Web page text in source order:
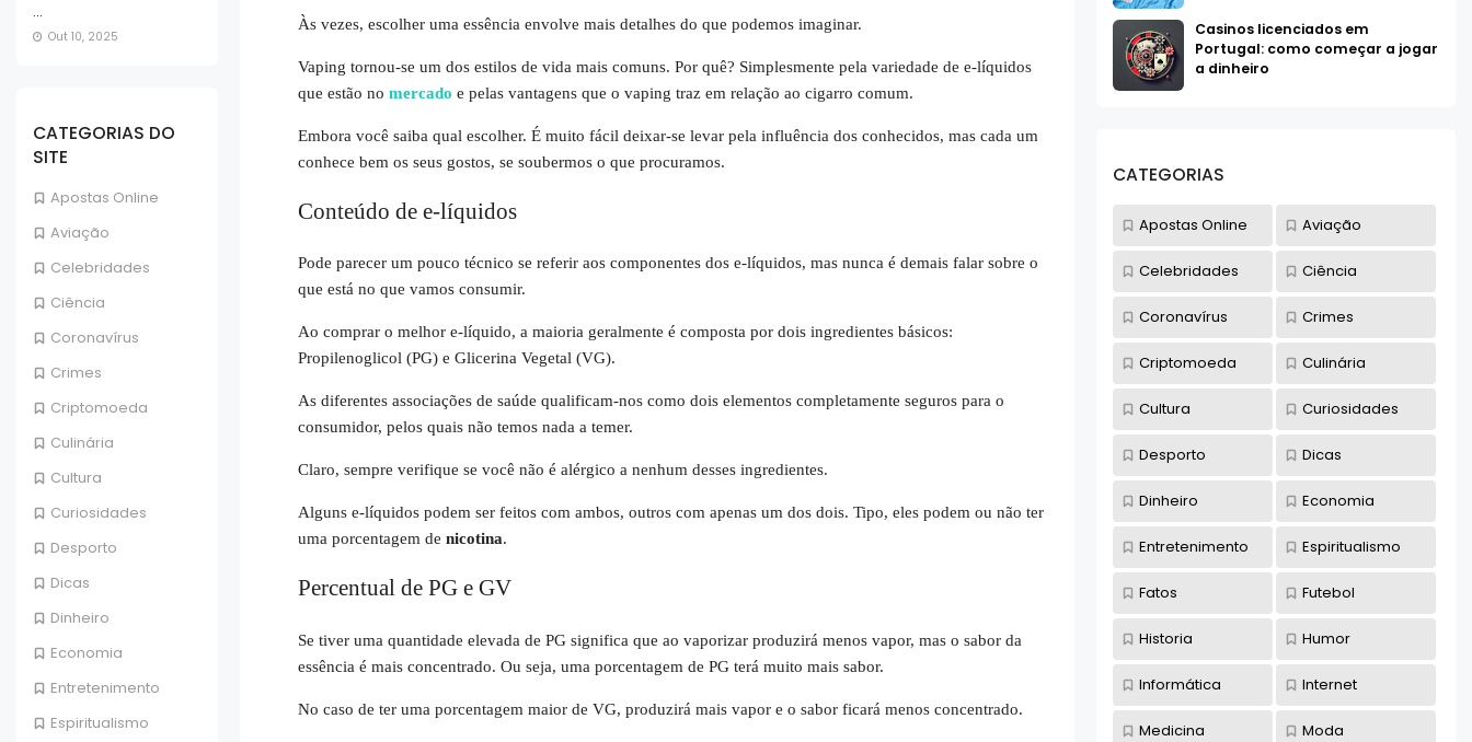
...
Out 10, 2025
CATEGORIAS DO
SITE
Apostas Online
Aviação
Celebridades
Ciência
Coronavírus
Crimes
Criptomoeda
Culinária
Cultura
Curiosidades
Desporto
Dicas
Dinheiro
Economia
Entretenimento
Espiritualismo
Às vezes, escolher uma essência envolve mais detalhes do que podemos imaginar.
Vaping tornou-se um dos estilos de vida mais comuns. Por quê? Simplesmente pela variedade de e-líquidos
que estão no mercado e pelas vantagens que o vaping traz em relação ao cigarro comum.
Embora você saiba qual escolher. É muito fácil deixar-se levar pela influência dos conhecidos, mas cada um
conhece bem os seus gostos, se soubermos o que procuramos.
Conteúdo de e-líquidos
Pode parecer um pouco técnico se referir aos componentes dos e-líquidos, mas nunca é demais falar sobre o
que está no que vamos consumir.
Ao comprar o melhor e-líquido, a maioria geralmente é composta por dois ingredientes básicos:
Propilenoglicol(PG) e Glicerina Vegetal (VG).
As diferentes associações de saúde qualificam-nos como dois elementos completamente seguros para o
consumidor, pelos quais não temos nada a temer.
Claro, sempre verifique se você não é alérgico a nenhum desses ingredientes.
Alguns e-líquidos podem ser feitos com ambos, outros com apenas um dos dois. Tipo, eles podem ou não ter
uma porcentagem de nicotina.
Percentual de PG e GV
Se tiver uma quantidade elevada de PG significa que ao vaporizar produzirá menos vapor, mas o sabor da
essência é mais concentrado. Ou seja, uma porcentagem de PG terá muito mais sabor.
No caso de ter uma porcentagem maior de VG, produzirá mais vapor e o sabor ficará menos concentrado.
Casinos licenciados em
Portugal: como começar a jogar
a dinheiro
CATEGORIAS
Apostas Online Aviação
Celebridades Ciência
Coronavírus Crimes
Criptomoeda Culinária
Cultura Curiosidades
Desporto Dicas
Dinheiro Economia
Entretenimento Espiritualismo
Fatos Futebol
Historia Humor
Informática Internet
Medicina Moda